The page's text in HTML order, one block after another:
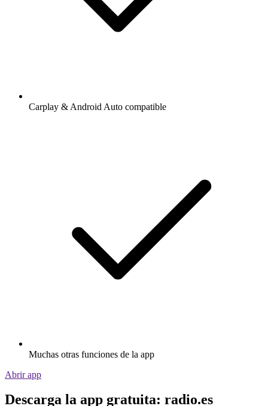
Carplay & Android Auto compatible
Muchas otras funciones de la app
Abrir app
Descarga la app gratuita: radio.es